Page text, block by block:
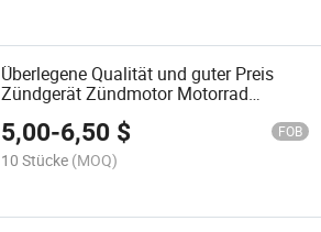
Überlegene Qualität und guter Preis
Zündgerät Zündmotor Motorrad
K02/1.1L Dfm Af11-05 3705102-B07-
00A
5,00-6,50 $ FOB
10 Stücke (MOQ)